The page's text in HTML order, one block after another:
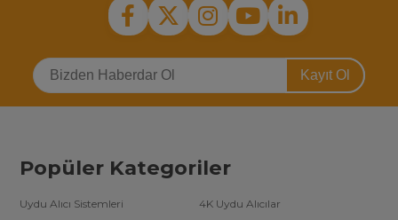
Kayıt Ol
Popüler Kategoriler
Uydu Alıcı Sistemleri
4K Uydu Alıcılar